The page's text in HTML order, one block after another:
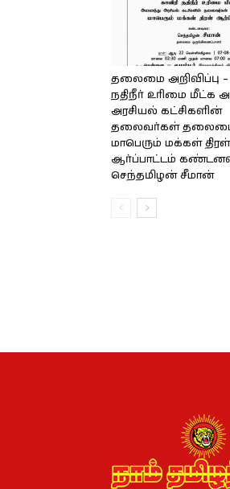
தலைமை அறிவிப்பு –
நதிநீர் உரிமை மீட்க
அரசியல் கட்சிகளின்
தலைவர்கள்
மாபெரும் மக்கள் திரள்
ஆர்ப்பாட்டம்
செந்தமிழன் சீமான்